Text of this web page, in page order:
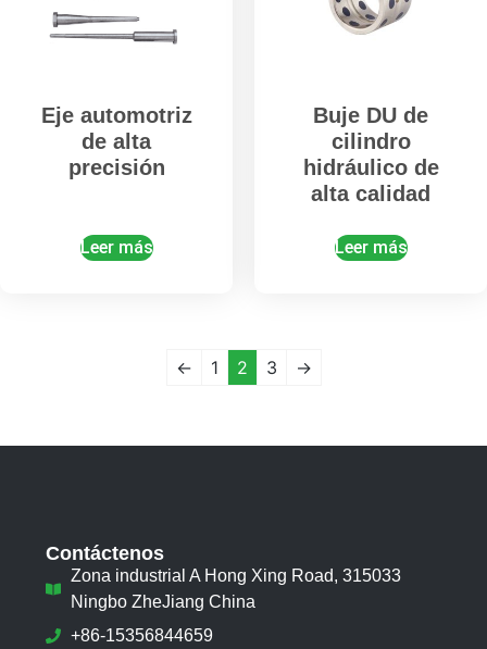
Eje automotriz
de alta
precisión
Leer más
Buje DU de
cilindro
hidráulico de
alta calidad
Leer más
← 1 2 3 →
Contáctenos
Zona industrial A Hong Xing Road, 315033
Ningbo ZheJiang China
+86-15356844659